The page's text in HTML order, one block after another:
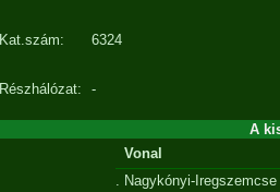
Kat.szám: 6324
Részhálózat: -
A
Vonal
. Nagykónyi-Iregszemcse